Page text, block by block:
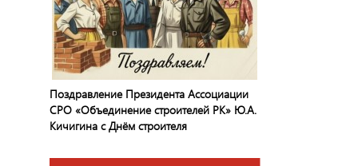
Поздравление Президента Ассоциации
СРО «Объединение строителей РК» Ю.А.
Кичигина с Днём строителя